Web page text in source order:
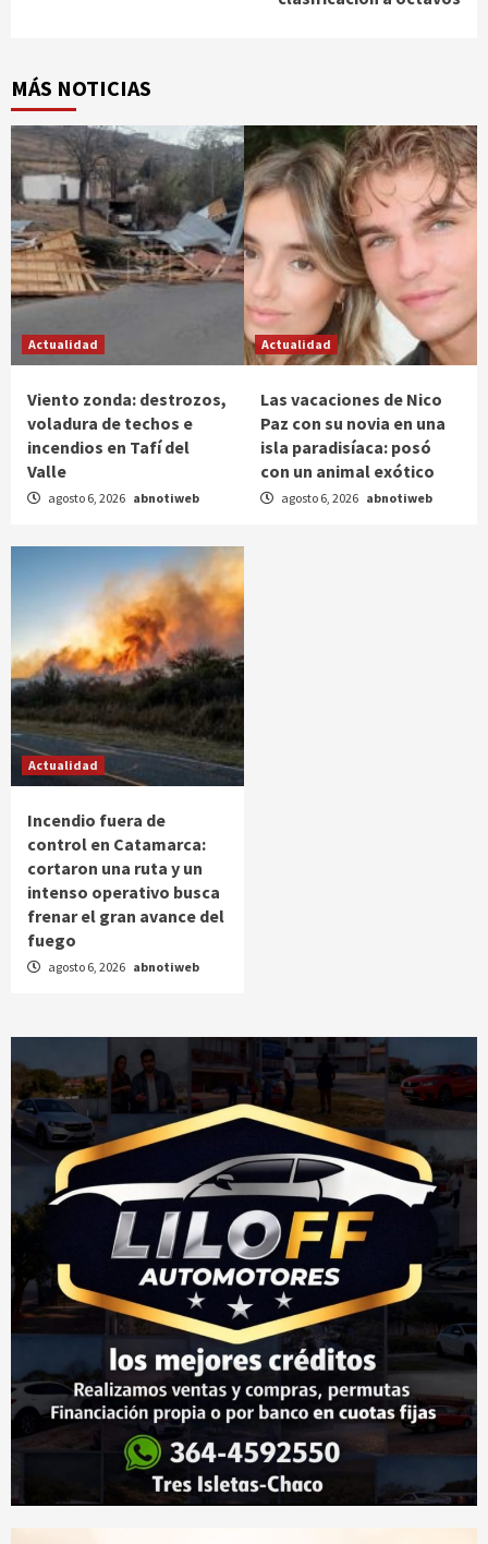
MÁS NOTICIAS
Actualidad
Viento zonda: destrozos,
voladura de techos e
incendios en Tafí del
Valle
agosto 6, 2026 abnotiweb
Actualidad
Las vacaciones de Nico
Paz con su novia en una
isla paradisíaca: posó
con un animal exótico
agosto 6, 2026 abnotiweb
Actualidad
Incendio fuera de
control en Catamarca:
cortaron una ruta y un
intenso operativo busca
frenar el gran avance del
fuego
agosto 6, 2026 abnotiweb